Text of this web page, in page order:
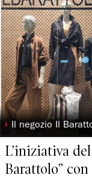
◗ Il negozio Il
L’iniziativa
Barattolo”